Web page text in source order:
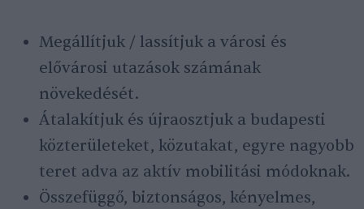
Megállítjuk / lassítjuk a városi és
elővárosi utazások számának
növekedését.
Átalakítjuk és újraosztjuk a budapesti
közterületeket, közutakat, egyre nagyobb
teret adva az aktív mobilitási módoknak.
Összefüggő, biztonságos, kényelmes,